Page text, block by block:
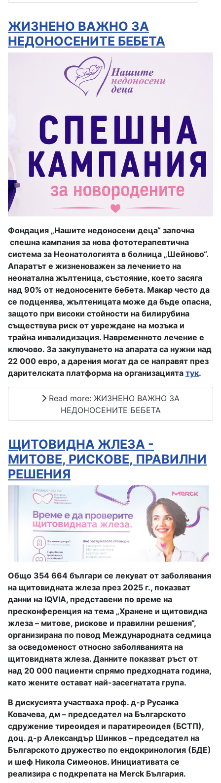
ЖИЗНЕНО ВАЖНО ЗА
НЕДОНОСЕНИТЕ БЕБЕТА
Фондация „Нашите недоносени деца“ започна
спешна кампания за нова фототерапевтична
система за Неонатологията в болница „Шейново“.
Апаратът е жизненоважен за лечението на
неонатална жълтеница, състояние, което засяга
над 90% от недоносените бебета. Макар често да
се подценява, жълтеницата може да бъде опасна,
защото при високи стойности на билирубина
съществува риск от увреждане на мозъка и
трайна инвалидизация. Навременното лечение е
ключово. За закупуването на апарата са нужни над
22 000 евро, а дарения могат да се направят през
дарителската платформа на организацията тук.
Read more: ЖИЗНЕНО ВАЖНО ЗА
НЕДОНОСЕНИТЕ БЕБЕТА
ЩИТОВИДНА ЖЛЕЗА -
МИТОВЕ, РИСКОВЕ, ПРАВИЛНИ
РЕШЕНИЯ
Общо 354 664 българи се лекуват от заболявания
на щитовидната жлеза през 2025 г., показват
данни на IQVIA, представени по време на
пресконференция на тема „Хранене и щитовидна
жлеза – митове, рискове и правилни решения“,
организирана по повод Международната седмица
за осведоменост относно заболяванията на
щитовидната жлеза. Данните показват ръст от
над 20 000 пациенти спрямо предходната година,
като жените остават най-засегнатата група.
В дискусията участваха проф. д-р Русанка
Ковачева, дм – председател на Българското
сдружение тиреоидея и паратиреоидея (БСТП),
доц. д-р Александър Шинков – председател на
Българското дружество по ендокринология (БДЕ)
и шеф Никола Симеонов. Инициативата се
реализира с подкрепата на Merck България.